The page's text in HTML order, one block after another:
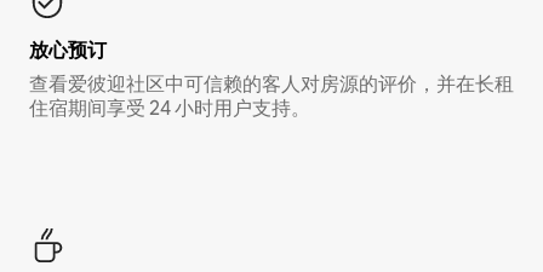
放心预订
查看爱彼迎社区中可信赖的客人对房源的评价，并在长租
住宿期间享受 24 小时用户支持。